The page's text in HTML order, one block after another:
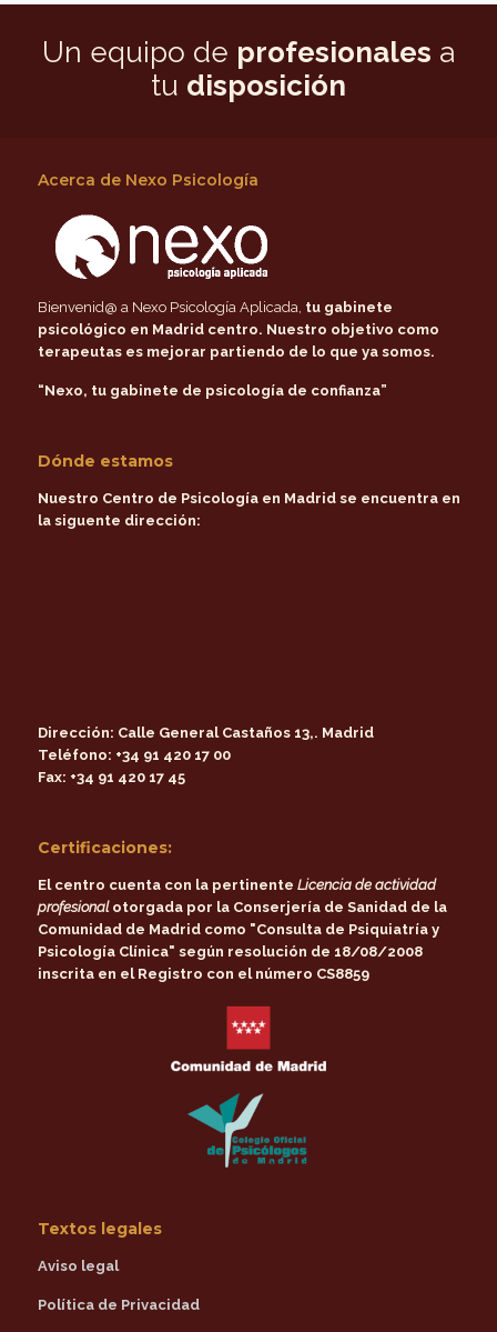
Un equipo de profesionales a
tu disposición
Acerca de Nexo Psicología
Bienvenid@ a Nexo Psicología Aplicada, tu gabinete
psicológico en Madrid centro. Nuestro objetivo como
terapeutas es mejorar partiendo de lo que ya somos.
“Nexo, tu gabinete de psicología de confianza”
Dónde estamos
Nuestro Centro de Psicología en Madrid se encuentra en
la siguente dirección:
Dirección: Calle General Castaños 13,. Madrid
Teléfono: +34 91 420 17 00
Fax: +34 91 420 17 45
Certificaciones:
El centro cuenta con la pertinente Licencia de actividad
profesionalotorgada por la Conserjería de Sanidad de la
Comunidad de Madridcomo "Consulta de Psiquiatría y
Psicología Clínica" según resolución de 18/08/2008
inscrita en el Registro con el número CS8859
Textos legales
Aviso legal
Política de Privacidad